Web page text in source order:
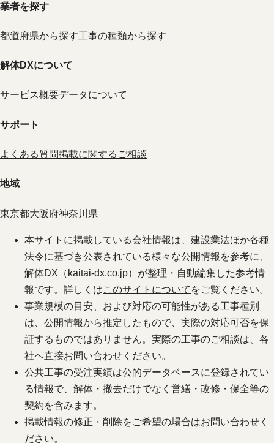
業者を探す
都道府県から探す工事の種類から探す
解体DXについて
サービス概要データについて
サポート
よくある質問掲載に関するご相談
地域
東京都大阪府神奈川県
本サイトに掲載している会社情報は、建設業法ほか各種
法令に基づき公表されている様々な公開情報を参考に、
解体DX（kaitai-dx.co.jp）が整理・自動編集した参考情
報です。詳しくはこのサイトについて をご覧ください。
事業規模の目安、および対応の可能性がある工事種別
は、公開情報から推定したもので、実際の対応可否を保
証するものではありません。実際の工事のご相談は、各
社へ直接お問い合わせください。
公共工事の受注実績は公的データベースに登録されてい
る情報で、解体・撤去だけでなく営繕・改修・保全等の
契約を含みます。
掲載情報の修正・削除をご希望の場合はお問い合わせ く
ださい。